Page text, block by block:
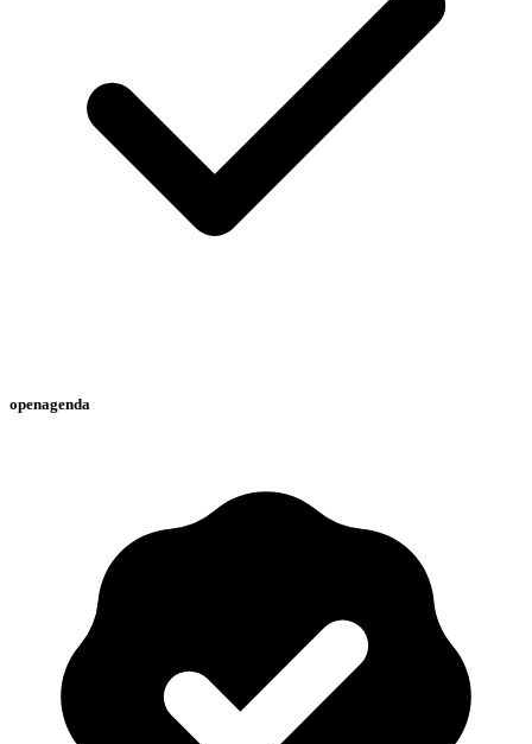
openagenda